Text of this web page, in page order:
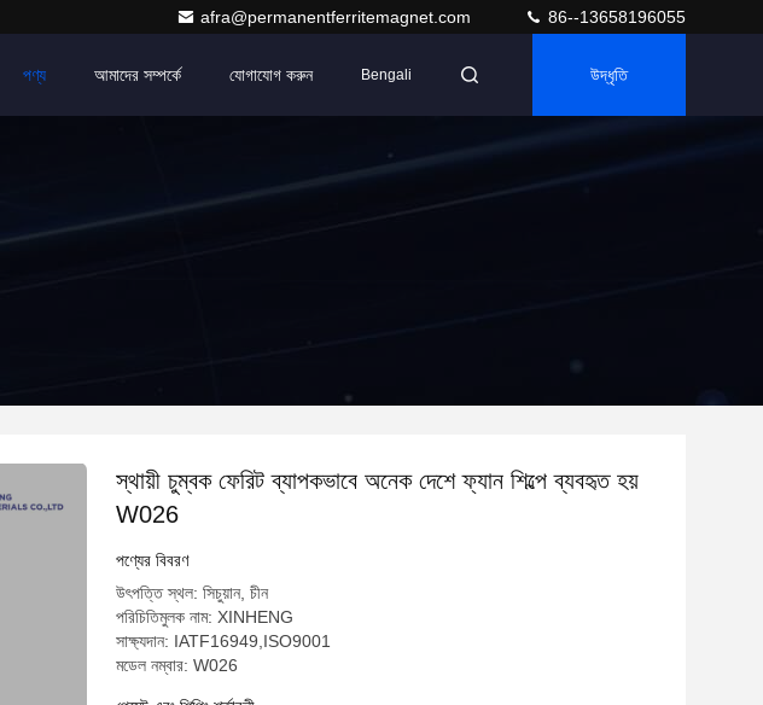
afra@permanentferritemagnet.com 86--13658196055
পণ্য আমাদের সম্পর্কে যোগাযোগ করুন Bengali উদ্ধৃতি
স্থায়ী চুম্বক ফেরিট ব্যাপকভাবে অনেক দেশে ফ্যান শিল্পে ব্যবহৃত হয়
W026
পণ্যের বিবরণ
উৎপত্তি স্থল: সিচুয়ান, চীন
পরিচিতিমুলক নাম: XINHENG
সাক্ষ্যদান: IATF16949,ISO9001
মডেল নম্বার: W026